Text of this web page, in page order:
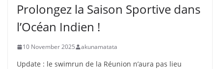
Prolongez la Saison Sportive dans
l’Océan Indien !
10 November 2025 akunamatata
Update : le swimrun de la Réunion n’aura pas lieu